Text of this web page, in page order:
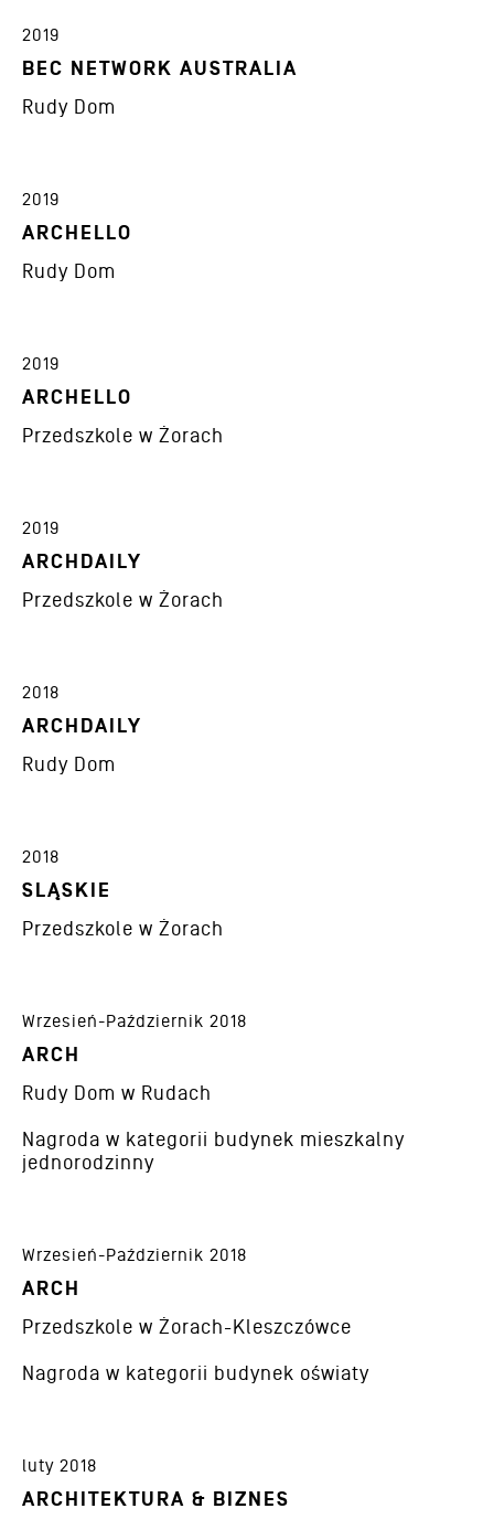
2019
BEC NETWORK AUSTRALIA
Rudy Dom
2019
ARCHELLO
Rudy Dom
2019
ARCHELLO
Przedszkole w Żorach
2019
ARCHDAILY
Przedszkole w Żorach
2018
ARCHDAILY
Rudy Dom
2018
SLĄSKIE
Przedszkole w Żorach
Wrzesień-Październik 2018
ARCH
Rudy Dom w Rudach
Nagroda w kategorii budynek mieszkalny
jednorodzinny
Wrzesień-Październik 2018
ARCH
Przedszkole w Żorach-Kleszczówce
Nagroda w kategorii budynek oświaty
luty 2018
ARCHITEKTURA & BIZNES